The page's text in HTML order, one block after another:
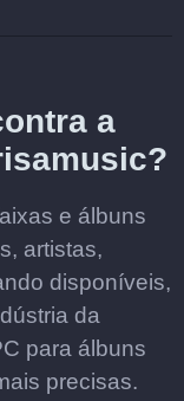
a
e álbuns
artistas,
disponíveis,
da
para álbuns
precisas.